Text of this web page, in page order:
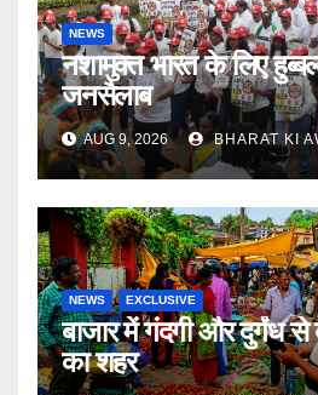
NEWS
नशामुक्त भारत के लिए
जनसैलाब
AUG 9, 2026 BHARAT KI
NEWS EXCLUSIVE
बाजार में गंदगी और दुर्गंध
का शहर